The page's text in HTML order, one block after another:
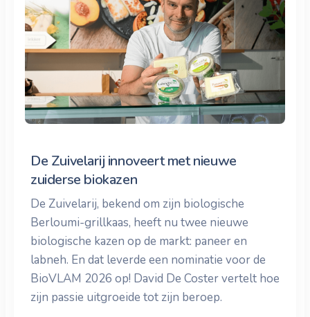
De Zuivelarij innoveert met nieuwe
zuiderse biokazen
De Zuivelarij, bekend om zijn biologische
Berloumi-grillkaas, heeft nu twee nieuwe
biologische kazen op de markt: paneer en
labneh. En dat leverde een nominatie voor de
BioVLAM 2026 op! David De Coster vertelt hoe
zijn passie uitgroeide tot zijn beroep.